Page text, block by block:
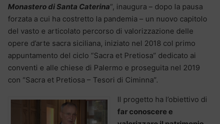
Monastero di Santa Caterina“, inaugura – dopo la pausa
forzata a cui ha costretto la pandemia – un nuovo capitolo
del vasto e articolato percorso di valorizzazione delle
opere d’arte sacra siciliana, iniziato nel 2018 col primo
appuntamento del ciclo “Sacra et Pretiosa” dedicato ai
conventi e alle chiese di Palermo e proseguita nel 2019
con “Sacra et Pretiosa – Tesori di Ciminna”.
Il progetto ha l’obiettivo di
far conoscere e